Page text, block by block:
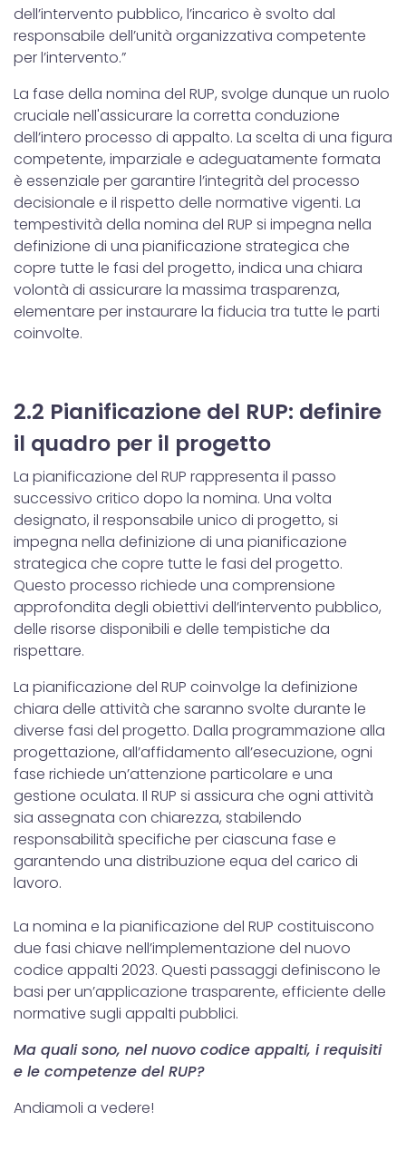
Utilizziamo i cookie per personalizzare contenuti ed
annunci, per fornire funzionalità dei social media e per
analizzare il nostro traffico. Condividiamo inoltre
nostri partner che si occupano di analisi dei dati web,
pubblicità e social media, i quali potrebbero combinarle
con altre informazioni che hai fornito loro o che hanno
raccolto dal tuo utilizzo dei loro servizi.
dell’intervento pubblico, l’incarico è svolto dal
responsabile dell’unità organizzativa competente
per l’intervento.”
La fase della nomina del RUP, svolge dunque un ruolo
cruciale nell'assicurare la corretta conduzione
dell’intero processo di appalto. La scelta di una figura
competente, imparziale e adeguatamente formata
è essenziale per garantire l’integrità del processo
decisionale e il rispetto delle normative vigenti. La
tempestività della nomina del RUP si impegna nella
definizione di una pianificazione strategica che
copre tutte le fasi del progetto, indica una chiara
volontà di assicurare la massima trasparenza,
elementare per instaurare la fiducia tra tutte le parti
coinvolte.
2.2 Pianificazione del RUP: definire
il quadro per il progetto
La pianificazione del RUP rappresenta il passo
successivo critico dopo la nomina. Una volta
designato, il responsabile unico di progetto, si
impegna nella definizione di una pianificazione
strategica che copre tutte le fasi del progetto.
Questo processo richiede una comprensione
approfondita degli obiettivi dell’intervento pubblico,
delle risorse disponibili e delle tempistiche da
rispettare.
La pianificazione del RUP coinvolge la definizione
chiara delle attività che saranno svolte durante le
diverse fasi del progetto. Dalla programmazione alla
progettazione, all’affidamento all’esecuzione, ogni
fase richiede un’attenzione particolare e una
gestione oculata. Il RUP si assicura che ogni attività
sia assegnata con chiarezza, stabilendo
responsabilità specifiche per ciascuna fase e
garantendo una distribuzione equa del carico di
lavoro.
La nomina e la pianificazione del RUP costituiscono
due fasi chiave nell’implementazione del nuovo
codice appalti 2023. Questi passaggi definiscono le
basi per un’applicazione trasparente, efficiente delle
normative sugli appalti pubblici.
Ma quali sono, nel nuovo codice appalti, i requisiti
e le competenze del RUP?
Andiamoli a vedere!